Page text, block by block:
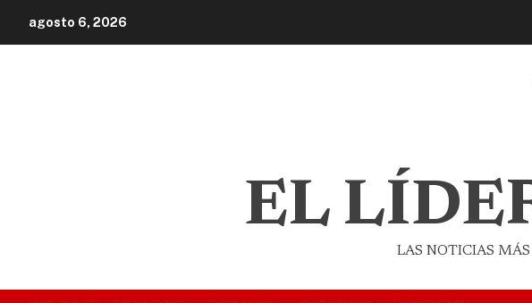
agosto 6, 2026
EL
LAS NOTICIAS